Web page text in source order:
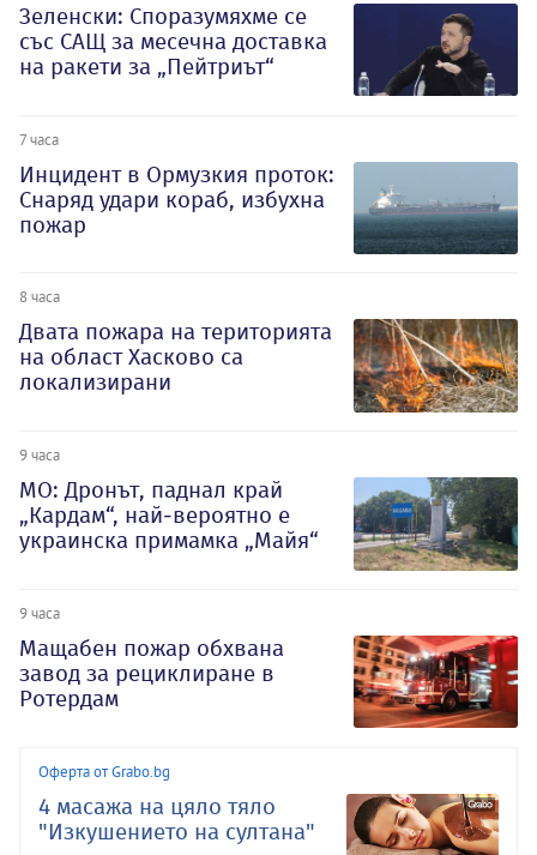
Зеленски: Споразумяхме се
със САЩ за месечна доставка
на ракети за „Пейтриът“
7 часа
Инцидент в Ормузкия проток:
Снаряд удари кораб, избухна
пожар
8 часа
Двата пожара на територията
на област Хасково са
локализирани
9 часа
МО: Дронът, паднал край
„Кардам“, най-вероятно е
украинска примамка „Майя“
9 часа
Мащабен пожар обхвана
завод за рециклиране в
Ротердам
Оферта от Grabo.bg
4 масажа на цяло тяло
"Изкушението на султана"